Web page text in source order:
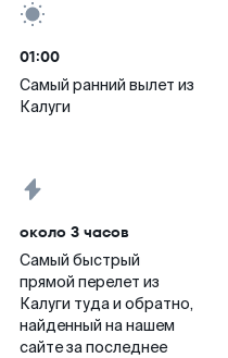
01:00
Самый ранний вылет из
Калуги
около 3 часов
Самый быстрый
прямой перелет из
Калуги туда и обратно,
найденный на нашем
сайте за последнее